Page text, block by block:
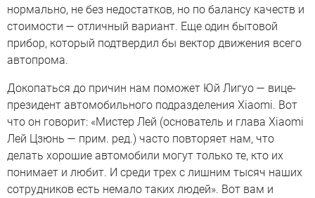
нормально, не без недостатков, но по балансу качеств и
стоимости — отличный вариант. Еще один бытовой
прибор, который подтвердил бы вектор движения всего
автопрома.
Докопаться до причин нам поможет Юй Лигуо — вице-
президент автомобильного подразделения Xiaomi. Вот
что он говорит: «Мистер Лей (основатель и глава Xiaomi
Лей Цзюнь — прим. ред.) часто повторяет нам, что
делать хорошие автомобили могут только те, кто их
понимает и любит. И среди трех с лишним тысяч наших
сотрудников есть немало таких людей». Вот вам и